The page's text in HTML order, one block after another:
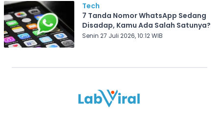
Tech
7 Tanda Nomor WhatsApp Sedang
Disadap, Kamu Ada Salah Satunya?
Senin 27 Juli 2026, 10:12 WIB